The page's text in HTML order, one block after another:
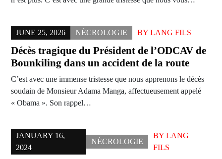
JUNE 25, 2026 NÉCROLOGIE BY LANG FILS
Décès tragique du Président de l’ODCAV de
Bounkiling dans un accident de la route
C’est avec une immense tristesse que nous apprenons le décès
soudain de Monsieur Adama Manga, affectueusement appelé
« Obama ». Son rappel…
JANUARY 16,
2024
NÉCROLOGIE
BYLANG
FILS